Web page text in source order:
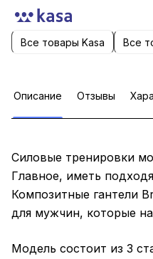
Все товары Kasa Все
Описание Отзывы
Силовые тренировки
Главное, иметь
Композитные гантели
для мужчин, которые
Модель состоит из 3